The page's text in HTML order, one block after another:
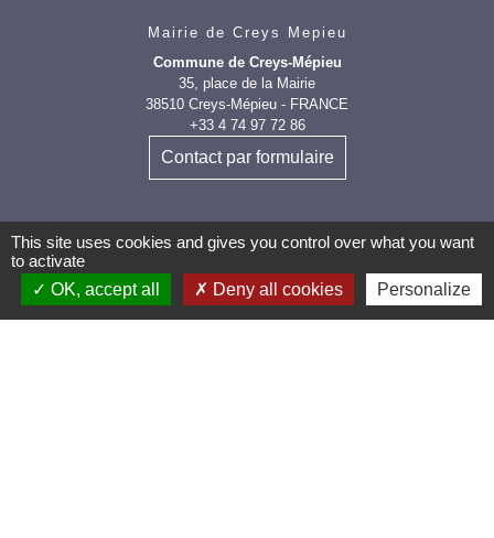
Mairie de Creys Mepieu
Commune de Creys-Mépieu
35, place de la Mairie
38510 Creys-Mépieu - FRANCE
+33 4 74 97 72 86
Contact par formulaire
Les labels et
This site uses cookies and gives you control over what you want
to activate
OK, accept all
Deny all cookies Personalize